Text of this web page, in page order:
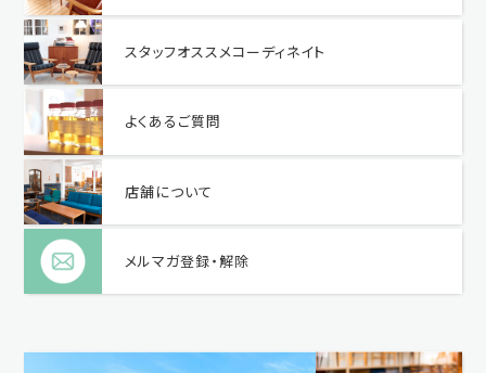
スタッフオススメコーディネイト
よくあるご質問
店舗について
メルマガ登録・解除